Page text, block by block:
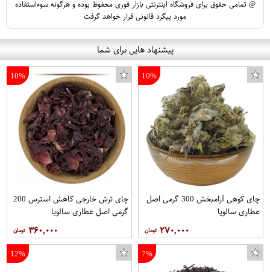
@ تمامی حقوق برای فروشگاه اینترنتی بازار فوری محفوظ بوده و هرگونه سوءاستفاده
مورد پیگرد قانونی قرار خواهد گرفت
پیشنهاد هایی برای شما
10%
چای کوهی آرامبخش 300 گرمی اصل
عطاری سالویا
۲۷۰,۰۰۰
10%
چای ترش خارجی کاهش استرس 200
گرمی اصل عطاری سالویا
۳۶۰,۰۰۰
7%
12%